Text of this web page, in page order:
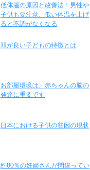
低体温の原因と改善法！男性や
子供も要注意、低い体温を上げ
ると不調がなくなる
頭が良い子どもの特徴とは
お部屋環境は、赤ちゃんの脳の
発達に重要です
日本における子供の貧困の現状
約80％の妊婦さんが間違ってい